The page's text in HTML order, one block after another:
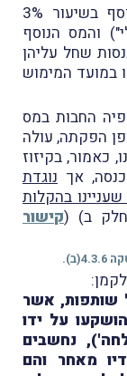
עוד צוין, למען הסר ספק, כי המס הנוסף בשיעור 3%
והמס הנוסף
שחל עליהן
במועד המימוש
החבות במס
הפקתה, עולה
כאמור, בקיזוז
נוגדת
לכאורה את עמדתה בחוזר מס' 9/2011 שעניינו בהקלות
ב) (קישור
שותפות, אשר
על ידו
נחשבים
2(1) או 2(2) בידיו מאחר והם